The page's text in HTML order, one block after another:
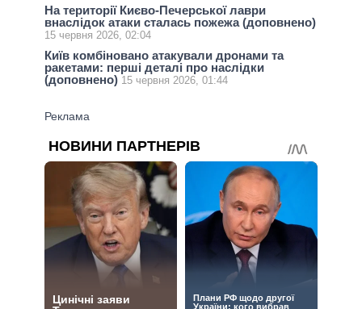
На території Києво-Печерської лаври
внаслідок атаки сталась пожежа (доповнено)
15 червня 2026, 02:04
Київ комбіновано атакували дронами та
ракетами: перші деталі про наслідки
(доповнено) 15 червня 2026, 01:44